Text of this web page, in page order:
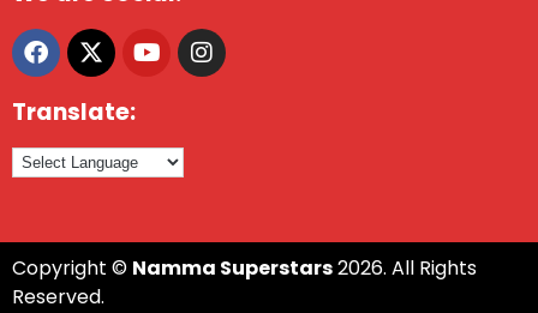
Translate:
Copyright © Namma Superstars2026. All Rights
Reserved.